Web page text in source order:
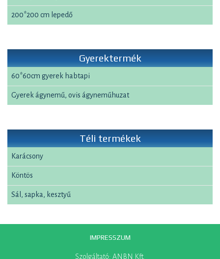
200*200 cm lepedő
Gyerektermék
60*60cm gyerek habtapi
Gyerek ágynemű, ovis ágyneműhuzat
Téli termékek
Karácsony
Köntös
Sál, sapka, kesztyű
IMPRESSZUM
Szolgáltató: ANBN Kft.